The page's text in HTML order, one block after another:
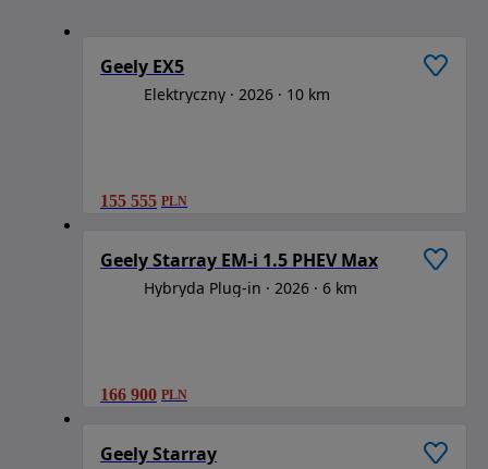
Geely EX5
Elektryczny 2026 10 km
155 555 PLN
Geely Starray EM-i 1.5 PHEV Max
Hybryda Plug-in 2026 6 km
166 900 PLN
Geely Starray